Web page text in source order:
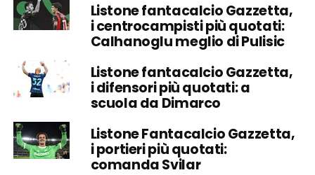
Listone fantacalcio Gazzetta,
i centrocampisti più quotati:
Calhanoglu meglio di Pulisic
Listone fantacalcio Gazzetta,
i difensori più quotati: a
scuola da Dimarco
Listone Fantacalcio Gazzetta,
i portieri più quotati:
comanda Svilar